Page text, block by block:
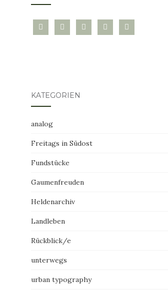
bloglovininstagramtwitter pinterest
mail
KATEGORIEN
analog
Freitags in Südost
Fundstücke
Gaumenfreuden
Heldenarchiv
Landleben
Rückblick/e
unterwegs
urban typography